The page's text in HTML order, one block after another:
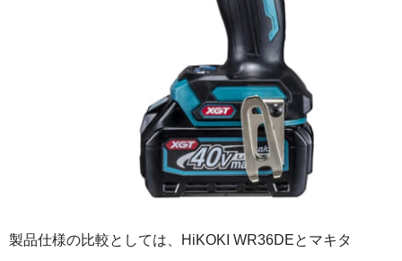
製品仕様の比較としては、HiKOKI WR36DEとマキタ